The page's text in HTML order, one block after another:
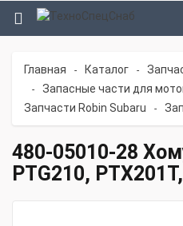
Главная - Каталог -
- Запасные части для
Запчасти Robin Subaru -
480-05010-28
PTG210,